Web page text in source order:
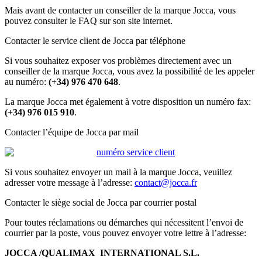
Mais avant de contacter un conseiller de la marque Jocca, vous
pouvez consulter le FAQ sur son site internet.
Contacter le service client de Jocca par téléphone
Si vous souhaitez exposer vos problèmes directement avec un
conseiller de la marque Jocca, vous avez la possibilité de les appeler
au numéro: (+34) 976 470 648.
La marque Jocca met également à votre disposition un numéro fax:
(+34) 976 015 910.
Contacter l’équipe de Jocca par mail
Si vous souhaitez envoyer un mail à la marque Jocca, veuillez
adresser votre message à l’adresse: contact@jocca.fr
Contacter le siège social de Jocca par courrier postal
Pour toutes réclamations ou démarches qui nécessitent l’envoi de
courrier par la poste, vous pouvez envoyer votre lettre à l’adresse:
JOCCA /QUALIMAX INTERNATIONAL S.L.